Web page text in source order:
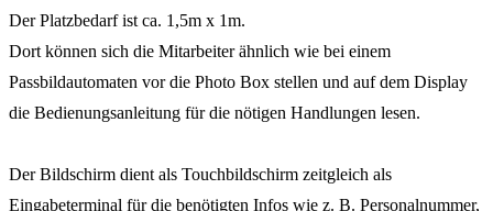
Der Platzbedarf ist ca. 1,5m x 1m.
Dort können sich die Mitarbeiter ähnlich wie bei einem
Passbildautomaten vor die Photo Box stellen und auf dem Display
die Bedienungsanleitung für die nötigen Handlungen lesen.
Der Bildschirm dient als Touchbildschirm zeitgleich als
Eingabeterminal für die benötigten Infos wie z. B. Personalnummer,